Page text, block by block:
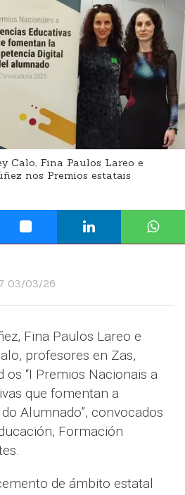
Calo, Fina Paulos Lareo e
nos Premios estatais
03/03/26
Fina Paulos Lareo e
profesores en Zas,
“I Premios Nacionais a
que fomentan a
Alumnado”, convocados
Formación
de ámbito estatal